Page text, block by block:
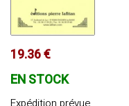
19.36 €
EN STOCK